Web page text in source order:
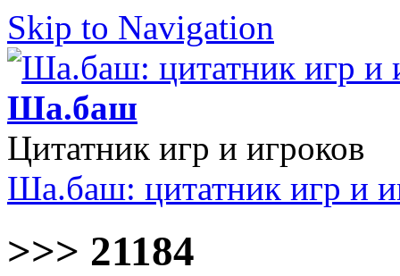
Skip to Navigation
Ша.баш
Цитатник игр и игроков
Ша.баш: цитатник игр и
>>> 21184